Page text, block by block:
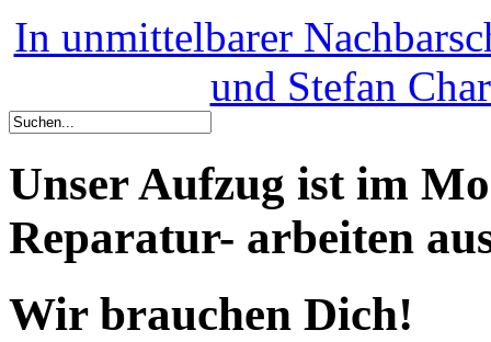
In unmittelbarer
und Stefan
Unser Aufzug ist im
Reparatur- arbeiten
Wir brauchen Dich!